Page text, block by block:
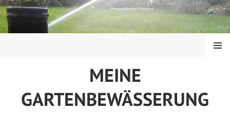
Springe
zum
Inhalt
MEINE
GARTENBEWÄSSERUNG
MENÜ